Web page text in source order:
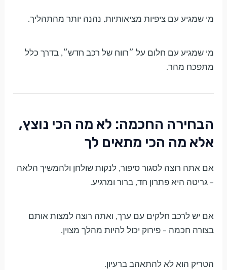
מי שמגיע עם ציפיות מציאותיות, נהנה יותר מהתהליך.
מי שמגיע עם חלום על ״רווח של רכב חדש״, בדרך כלל
מתפכח מהר.
הבחירה החכמה: לא מה הכי נוצץ,
אלא מה הכי מתאים לך
אם אתה רוצה לסגור סיפור, לנקות שולחן ולהמשיך הלאה
– גריטה היא פתרון חד, ברור ומרגיע.
אם יש לרכב חלקים עם ערך, ואתה רוצה למצות אותם
בצורה חכמה – פירוק יכול להיות מהלך מצוין.
הטריק הוא לא להתאהב ברעיון.